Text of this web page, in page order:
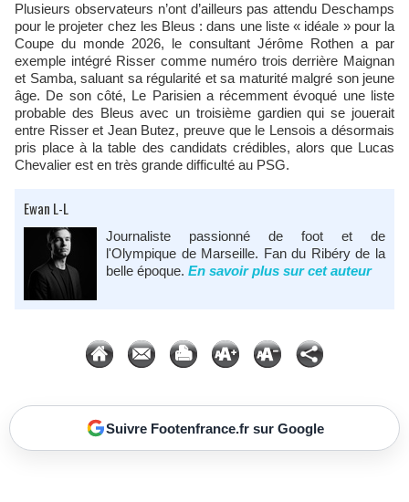
Plusieurs observateurs n’ont d’ailleurs pas attendu Deschamps
pour le projeter chez les Bleus : dans une liste « idéale » pour la
Coupe du monde 2026, le consultant Jérôme Rothen a par
exemple intégré Risser comme numéro trois derrière Maignan
et Samba, saluant sa régularité et sa maturité malgré son jeune
âge. De son côté, Le Parisien a récemment évoqué une liste
probable des Bleus avec un troisième gardien qui se jouerait
entre Risser et Jean Butez, preuve que le Lensois a désormais
pris place à la table des candidats crédibles, alors que Lucas
Chevalier est en très grande difficulté au PSG.
Ewan L-L
Journaliste passionné de foot et de
l'Olympique de Marseille. Fan du Ribéry de la
belle époque. En savoir plus sur cet auteur
Suivre Footenfrance.fr sur Google